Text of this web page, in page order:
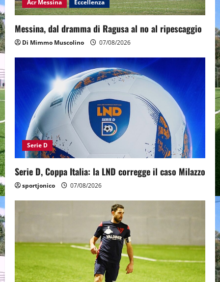
Acr Messina Eccellenza
Messina, dal dramma di Ragusa al no al ripescaggio
Di Mimmo Muscolino 07/08/2026
Serie D
Serie D, Coppa Italia: la LND corregge il caso Milazzo
sportjonico 07/08/2026